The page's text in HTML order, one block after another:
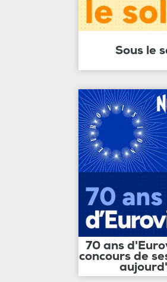
Sous le
70 ans
concours de